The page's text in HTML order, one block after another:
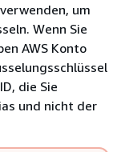
um
Wenn Sie
AWS Konto
die Sie
und nicht der